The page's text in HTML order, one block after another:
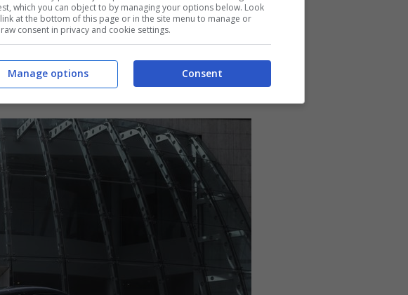
presenta sedili Pilota con trapuntatura
in Iconica Blu. Quest’ultimo colore,
centrale del cielo, sulle cinture di
which you can object to by managing your options below. Look
at the bottom of this page or in the site menu to manage or
consent in privacy and cookie settings.
Consent
Manage options